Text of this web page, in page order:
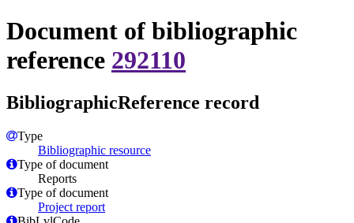
Document of bibliographic
reference 292110
BibliographicReference record
Type
Bibliographic resource
Type of document
Reports
Type of document
Project report